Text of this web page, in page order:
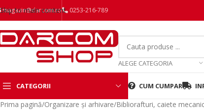
Skip to main content
magazin@darcom.ro 0253-216-789
ALEGE CATEGORIA
CATEGORII CUM CUMPAR
Prima pagină/Organizare și arhivare/Bibliorafturi, caiete